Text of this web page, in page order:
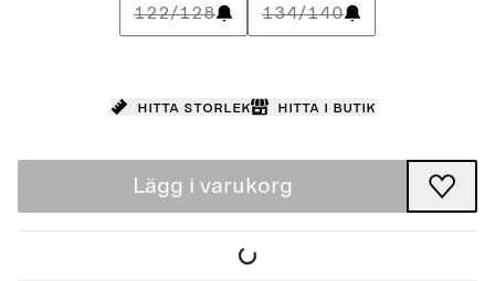
122/128 134/140
Hitta storlek Hitta i butik
Lägg i varukorg